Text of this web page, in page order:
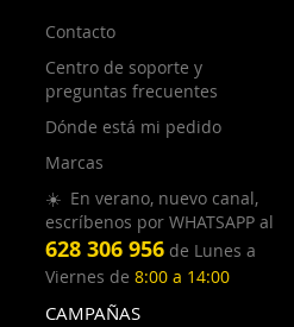
Contacto
Centro de soporte y
preguntas frecuentes
Dónde está mi pedido
Marcas
☀️ En verano, nuevo canal,
escríbenos por WHATSAPP al
628 306 956 de Lunes a
Viernes de 8:00 a 14:00
CAMPAÑAS